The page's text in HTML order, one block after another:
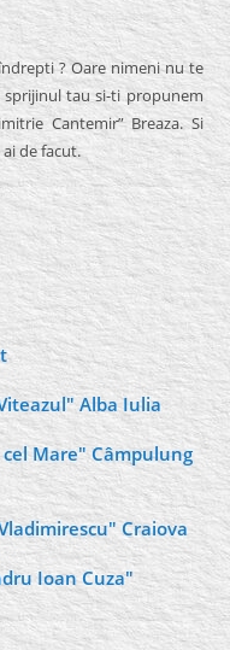
? Oare nimeni nu te
tau si-ti propunem
Cantemir” Breaza. Si
de facut.
Alba Iulia
Mare" Câmpulung
Craiova
Ioan Cuza"